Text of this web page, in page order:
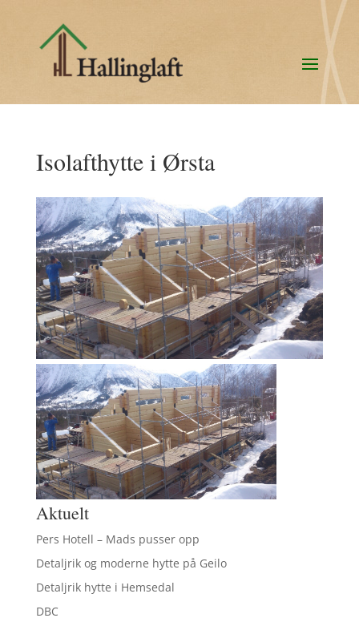
Isolafthytte i Ørsta
Aktuelt
Pers Hotell – Mads pusser opp
Detaljrik og moderne hytte på Geilo
Detaljrik hytte i Hemsedal
DBC